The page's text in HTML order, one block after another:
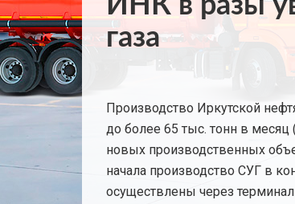
газа
Производство Иркутской
до более 65 тыс. тонн в месяц
новых производственных
начала производство СУГ в
осуществлены через